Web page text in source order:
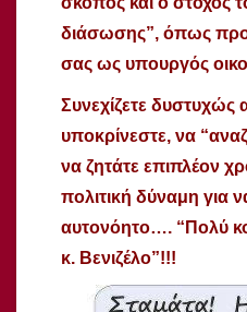
διάσωσης”, όπως
σας ως υπουργός
Συνεχίζετε δυστυχώς
υποκρίνεστε, να
να ζητάτε επιπλέον
πολιτική δύναμη για
αυτονόητο…. “Πολύ
κ. Βενιζέλο”!!!